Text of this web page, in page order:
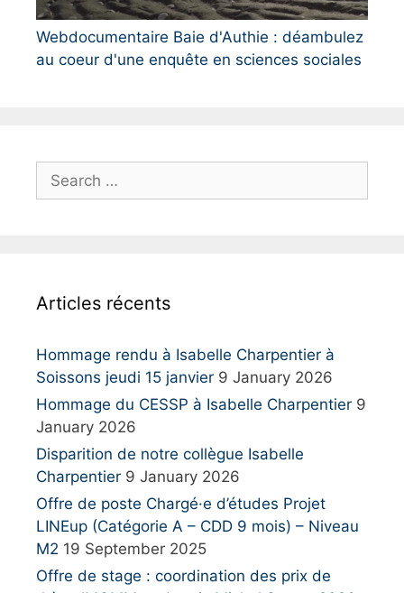
Webdocumentaire Baie d'Authie : déambulez
au coeur d'une enquête en sciences sociales
e
f
r
:
Articles récents
Hommage rendu à Isabelle Charpentier à
Soissons jeudi 15 janvier 9 January 2026
Hommage du CESSP à Isabelle Charpentier 9
January 2026
Disparition de notre collègue Isabelle
Charpentier 9 January 2026
Offre de poste Chargé·e d’études Projet
LINEup (Catégorie A – CDD 9 mois) – Niveau
M2 19 September 2025
Offre de stage : coordination des prix de